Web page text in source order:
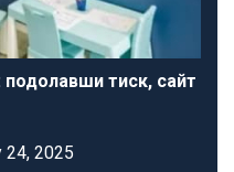
подолавши тиск, сайт
24, 2025